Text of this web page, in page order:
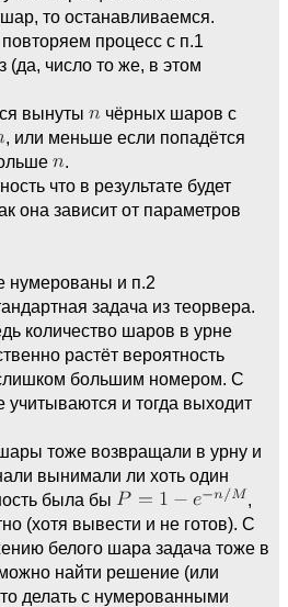
то останавливаемся.
процесс с п.1
(да, число то же, в этом
вынуты
чёрных шаров с
, или меньше если попадётся
.
что в результате будет
она зависит от параметров
и п.2
задача из теорвера.
количество шаров в урне
растёт вероятность
большим номером. С
учитываются и тогда выходит
тоже возвращали в урну и
вынимали ли хоть один
была бы
,
(хотя вывести и не готов). С
белого шара задача тоже в
найти решение (или
делать с нумерованными